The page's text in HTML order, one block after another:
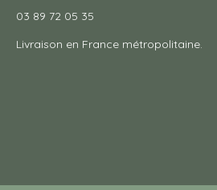
03 89 72 05 35
Livraison en France métropolitaine.